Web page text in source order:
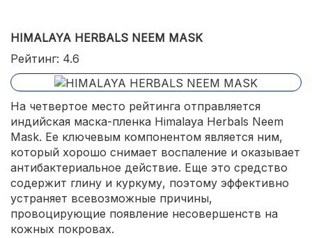
HIMALAYA HERBALS NEEM MASK
Рейтинг: 4.6
На четвертое место рейтинга отправляется
индийская маска-пленка Himalaya Herbals Neem
Mask. Ее ключевым компонентом является ним,
который хорошо снимает воспаление и оказывает
антибактериальное действие. Еще это средство
содержит глину и куркуму, поэтому эффективно
устраняет всевозможные причины,
провоцирующие появление несовершенств на
кожных покровах.